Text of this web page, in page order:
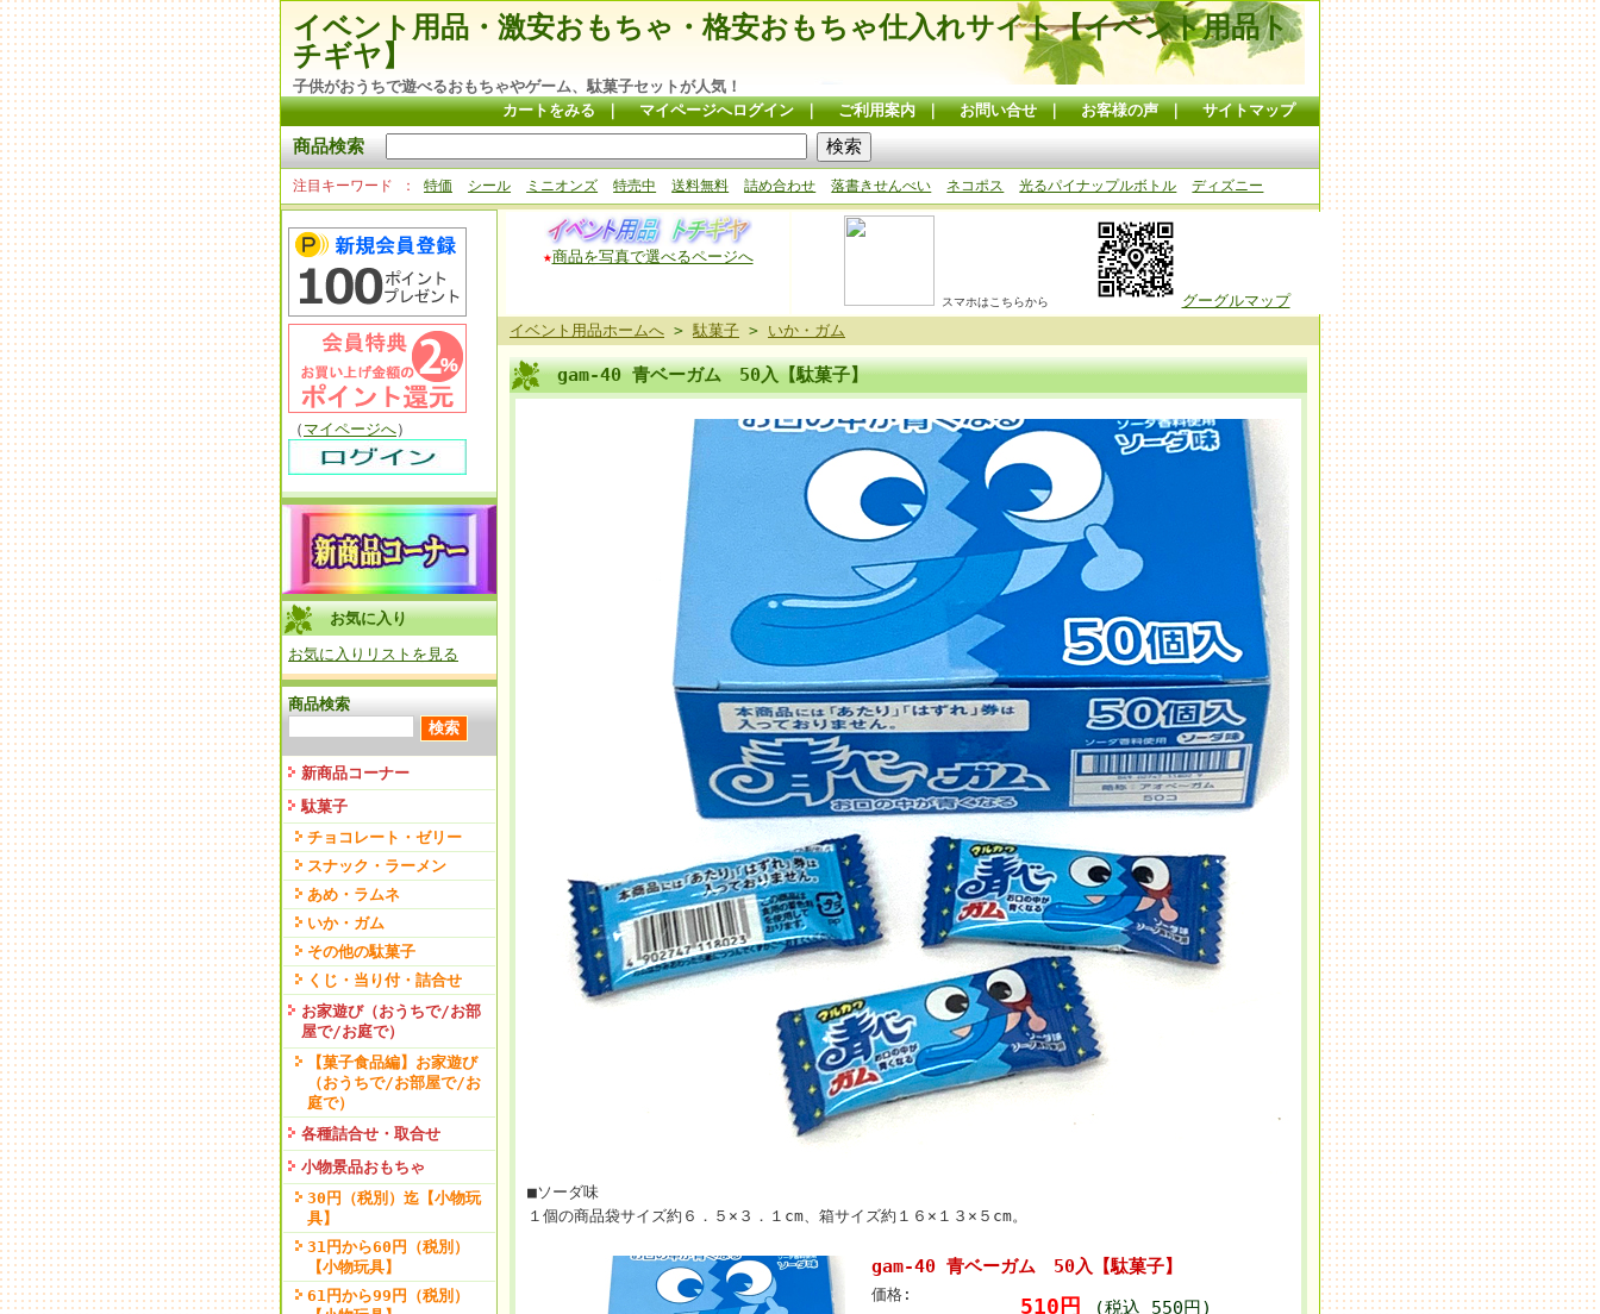
イベント用品・激安おもちゃ・格安おもちゃ仕入れサイト【イベント用品ト
チギヤ】
子供がおうちで遊べるおもちゃやゲーム、駄菓子セットが人気！
カートをみる｜ マイページへログイン｜ ご利用案内｜ お問い合せ｜ お客様の声｜ サイトマップ
商品検索
注目キーワード 特価 シール ミニオンズ 特売中 送料無料 詰め合わせ 落書きせんべい ネコポス 光るパイナップルボトル ディズニー
（ マイページへ）
お気に入り
お気に入りリストを見る
商品検索
新商品コーナー
駄菓子
チョコレート・ゼリー
スナック・ラーメン
あめ・ラムネ
いか・ガム
その他の駄菓子
くじ・当り付・詰合せ
お家遊び（おうちで/お部
屋で/お庭で）
【菓子食品編】お家遊び
（おうちで/お部屋で/お
庭で）
各種詰合せ・取合せ
小物景品おもちゃ
30円（税別）迄【小物玩
具】
31円から60円（税別）
【小物玩具】
61円から99円（税別）
★商品を写真で選べるページへ
スマホはこちらから
グーグルマップ
イベント用品ホームへ >駄菓子 > いか・ガム
gam-40 青ベーガム 50入【駄菓子】
■ソーダ味
１個の商品袋サイズ約６．５×３．１cm、箱サイズ約１６×１３×５cm。
gam-40 青ベーガム 50入【駄菓子】
価格: 510円
(税込 550円)